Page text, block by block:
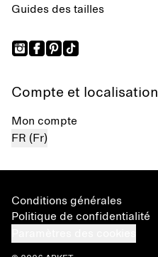
Guides des tailles
Compte et localisation
Mon compte
FR (Fr)
Conditions générales
Politique de confidentialité